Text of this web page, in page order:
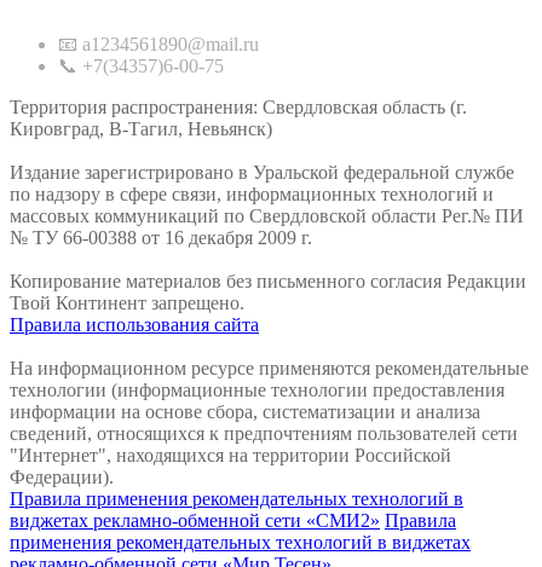
📧 a1234561890@mail.ru
📞 +7(34357)6-00-75
Территория распространения: Свердловская область (г.
Кировград, В-Тагил, Невьянск)
Издание зарегистрировано в Уральской федеральной службе
по надзору в сфере связи, информационных технологий и
массовых коммуникаций по Свердловской области Рег.№ ПИ
№ ТУ 66-00388 от 16 декабря 2009 г.
Копирование материалов без письменного согласия Редакции
Твой Континент запрещено.
Правила использования сайта
На информационном ресурсе применяются рекомендательные
технологии (информационные технологии предоставления
информации на основе сбора, систематизации и анализа
сведений, относящихся к предпочтениям пользователей сети
"Интернет", находящихся на территории Российской
Федерации).
Правила применения рекомендательных технологий в
виджетах рекламно-обменной сети «СМИ2» Правила
применения рекомендательных технологий в виджетах